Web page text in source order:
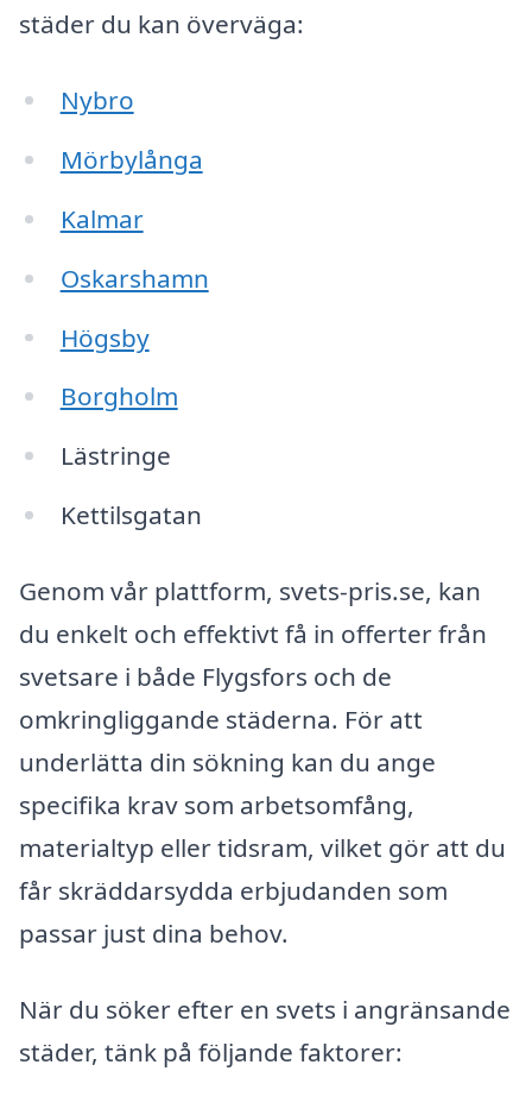
städer du kan överväga:
Nybro
Mörbylånga
Kalmar
Oskarshamn
Högsby
Borgholm
Lästringe
Kettilsgatan
Genom vår plattform, svets-pris.se, kan
du enkelt och effektivt få in offerter från
svetsare i både Flygsfors och de
omkringliggande städerna. För att
underlätta din sökning kan du ange
specifika krav som arbetsomfång,
materialtyp eller tidsram, vilket gör att du
får skräddarsydda erbjudanden som
passar just dina behov.
När du söker efter en svets i angränsande
städer, tänk på följande faktorer: